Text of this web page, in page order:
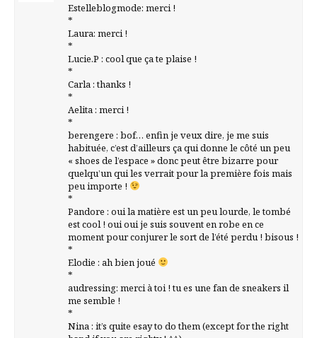
Estelleblogmode: merci !
*
Laura: merci !
*
Lucie.P : cool que ça te plaise !
*
Carla : thanks !
*
Aelita : merci !
*
berengere : bof… enfin je veux dire, je me suis
habituée, c’est d’ailleurs ça qui donne le côté un peu
« shoes de l’espace » donc peut être bizarre pour
quelqu’un qui les verrait pour la première fois mais
peu importe !
*
Pandore : oui la matière est un peu lourde, le tombé
est cool ! oui oui je suis souvent en robe en ce
moment pour conjurer le sort de l’été perdu ! bisous !
*
Elodie : ah bien joué
*
audressing: merci à toi ! tu es une fan de sneakers il
me semble !
*
Nina : it’s quite esay to do them (except for the right